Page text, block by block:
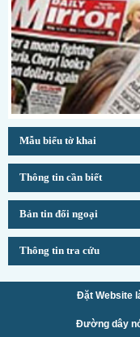
Mẫu biểu tờ khai
Thông tin cần biết
Bản tin đối ngoại
Thông tin tra cứu
Đặt Website
Đường dây